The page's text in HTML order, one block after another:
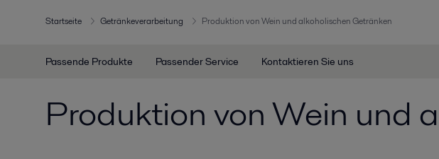
Startseite Getränkeverarbeitung Produktion von Wein und alkoholischen Getränken
Passende Produkte Passender Service Kontaktieren Sie uns
Produktion von Wein und